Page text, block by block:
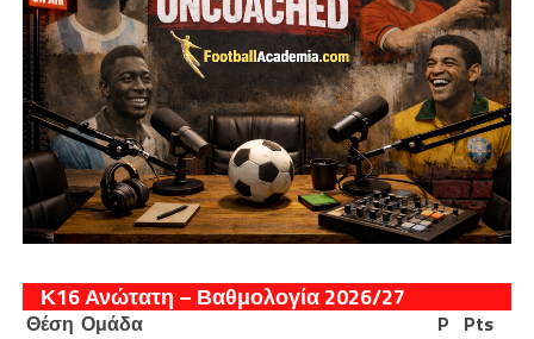
Κ16 Ανώτατη – Βαθμολογία 2026/27
Θέση Ομάδα P Pts